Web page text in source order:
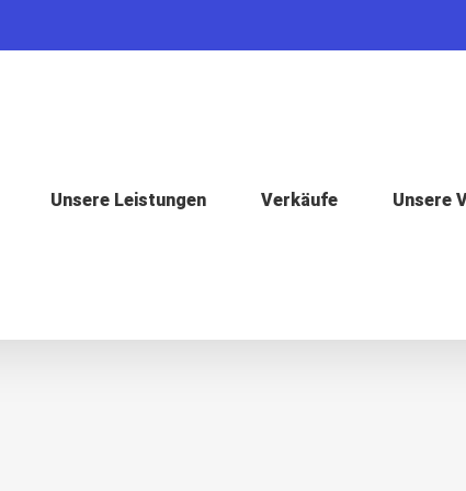
Unsere Leistungen Verkäufe Unsere